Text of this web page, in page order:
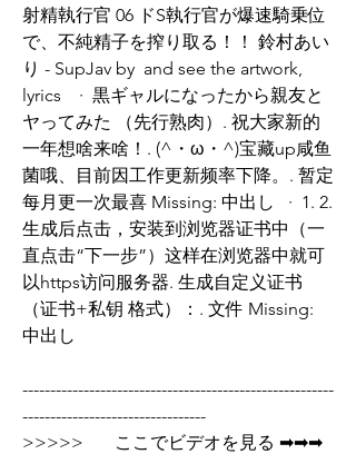
射精執行官 06 ドS執行官が爆速騎乗位
で、不純精子を搾り取る！！ 鈴村あい
り - SupJav by  and see the artwork,
lyrics   · 黒ギャルになったから親友と
ヤってみた （先行熟肉）. 祝大家新的
一年想啥来啥！. (^・ω・^)宝藏up咸鱼
菌哦、目前因工作更新频率下降。. 暂定
每月更一次最喜 Missing: 中出し  · 1. 2.
生成后点击，安装到浏览器证书中（一
直点击“下一步”）这样在浏览器中就可
以https访问服务器. 生成自定义证书
（证书+私钥 格式）：. 文件 Missing:
中出し
--------------------------------------------------------
---------------------------------
>>>>>       ここでビデオを見る ➡➡➡